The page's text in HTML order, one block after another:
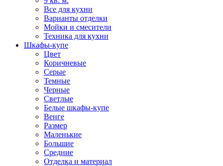
Все для кухни
Варианты отделки
Мойки и смесители
Техника для кухни
Шкафы-купе
Цвет
Коричневые
Серые
Темные
Черные
Светлые
Белые шкафы-купе
Венге
Размер
Маленькие
Большие
Средние
Отделка и материал